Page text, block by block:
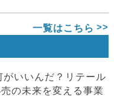
一覧はこちら
がいいんだ？リテール
の未来を変える事業